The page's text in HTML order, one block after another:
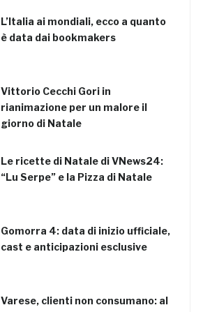
L’Italia ai mondiali, ecco a quanto
è data dai bookmakers
Vittorio Cecchi Gori in
rianimazione per un malore il
giorno di Natale
Le ricette di Natale di VNews24:
“Lu Serpe” e la Pizza di Natale
Gomorra 4: data di inizio ufficiale,
cast e anticipazioni esclusive
Varese, clienti non consumano: al